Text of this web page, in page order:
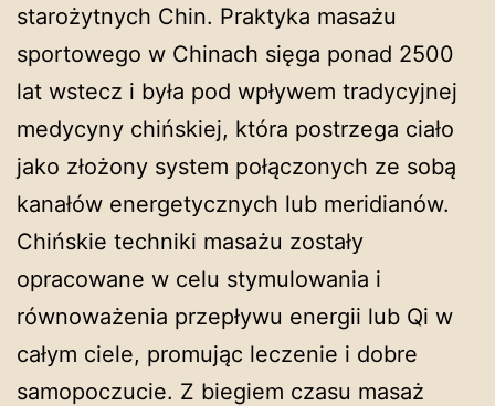
starożytnych Chin. Praktyka masażu
sportowego w Chinach sięga ponad 2500
lat wstecz i była pod wpływem tradycyjnej
medycyny chińskiej, która postrzega ciało
jako złożony system połączonych ze sobą
kanałów energetycznych lub meridianów.
Chińskie techniki masażu zostały
opracowane w celu stymulowania i
równoważenia przepływu energii lub Qi w
całym ciele, promując leczenie i dobre
samopoczucie. Z biegiem czasu masaż